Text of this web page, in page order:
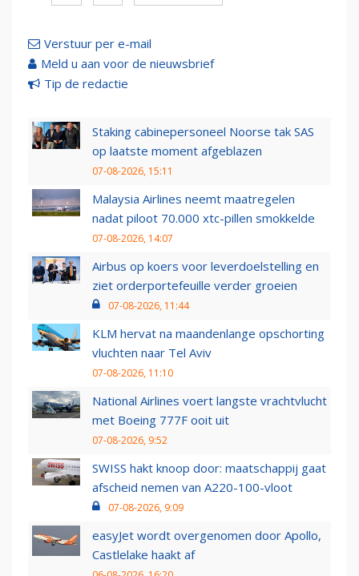
Verstuur per e-mail
Meld u aan voor de nieuwsbrief
Tip de redactie
Staking cabinepersoneel Noorse tak SAS
op laatste moment afgeblazen
07-08-2026, 15:11
Malaysia Airlines neemt maatregelen
nadat piloot 70.000 xtc-pillen smokkelde
07-08-2026, 14:07
Airbus op koers voor leverdoelstelling en
ziet orderportefeuille verder groeien
07-08-2026, 11:44
KLM hervat na maandenlange opschorting
vluchten naar Tel Aviv
07-08-2026, 11:10
National Airlines voert langste vrachtvlucht
met Boeing 777F ooit uit
07-08-2026, 9:52
SWISS hakt knoop door: maatschappij gaat
afscheid nemen van A220-100-vloot
07-08-2026, 9:09
easyJet wordt overgenomen door Apollo,
Castlelake haakt af